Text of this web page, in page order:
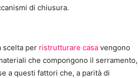
di chiusura.
scelta per ristrutturare casa vengono
che compongono il serramento,
a questi fattori che, a parità di